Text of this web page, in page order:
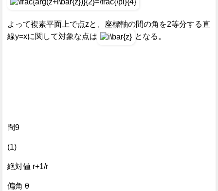
よって複素平面上で点zと、座標軸の間の角を2等分する直
線y=xに関して対象な点は
となる。
問9
(1)
絶対値 r+1/r
偏角 θ